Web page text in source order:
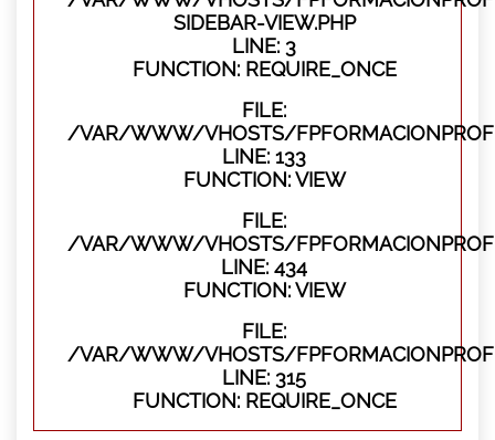
SIDEBAR-VIEW.PHP
LINE: 3
FUNCTION: REQUIRE_ONCE
FILE:
/VAR/WWW/VHOSTS/
LINE: 133
FUNCTION: VIEW
FILE:
/VAR/WWW/VHOSTS/
LINE: 434
FUNCTION: VIEW
FILE:
/VAR/WWW/VHOSTS/
LINE: 315
FUNCTION: REQUIRE_ONCE